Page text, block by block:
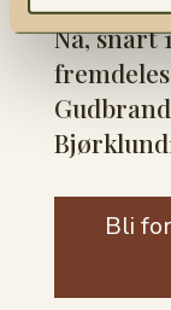
Nå, snart
Bli